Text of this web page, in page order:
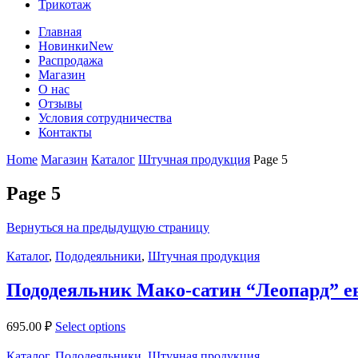
Трикотаж
Главная
НовинкиNew
Распродажа
Магазин
О нас
Отзывы
Условия сотрудничества
Контакты
Home Магазин Каталог Штучная продукция Page 5
Page 5
Вернуться на предыдущую страницу
Каталог, Пододеяльники, Штучная продукция
Пододеяльник Мако-сатин “Леопард”
695.00 ₽ Select options